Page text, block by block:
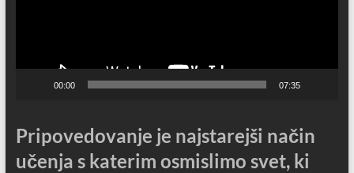
00:00 07:35
Pripovedovanje je najstarejši način
učenja s katerim osmislimo svet, ki